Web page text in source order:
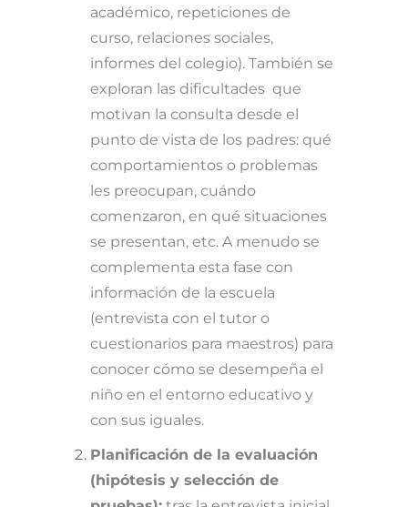
académico, repeticiones de
curso, relaciones sociales,
informes del colegio). También se
exploran las dificultades que
motivan la consulta desde el
punto de vista de los padres: qué
comportamientos o problemas
les preocupan, cuándo
comenzaron, en qué situaciones
se presentan, etc. A menudo se
complementa esta fase con
información de la escuela
(entrevista con el tutor o
cuestionarios para maestros) para
conocer cómo se desempeña el
niño en el entorno educativo y
con sus iguales.
Planificación de la evaluación
(hipótesis y selección de